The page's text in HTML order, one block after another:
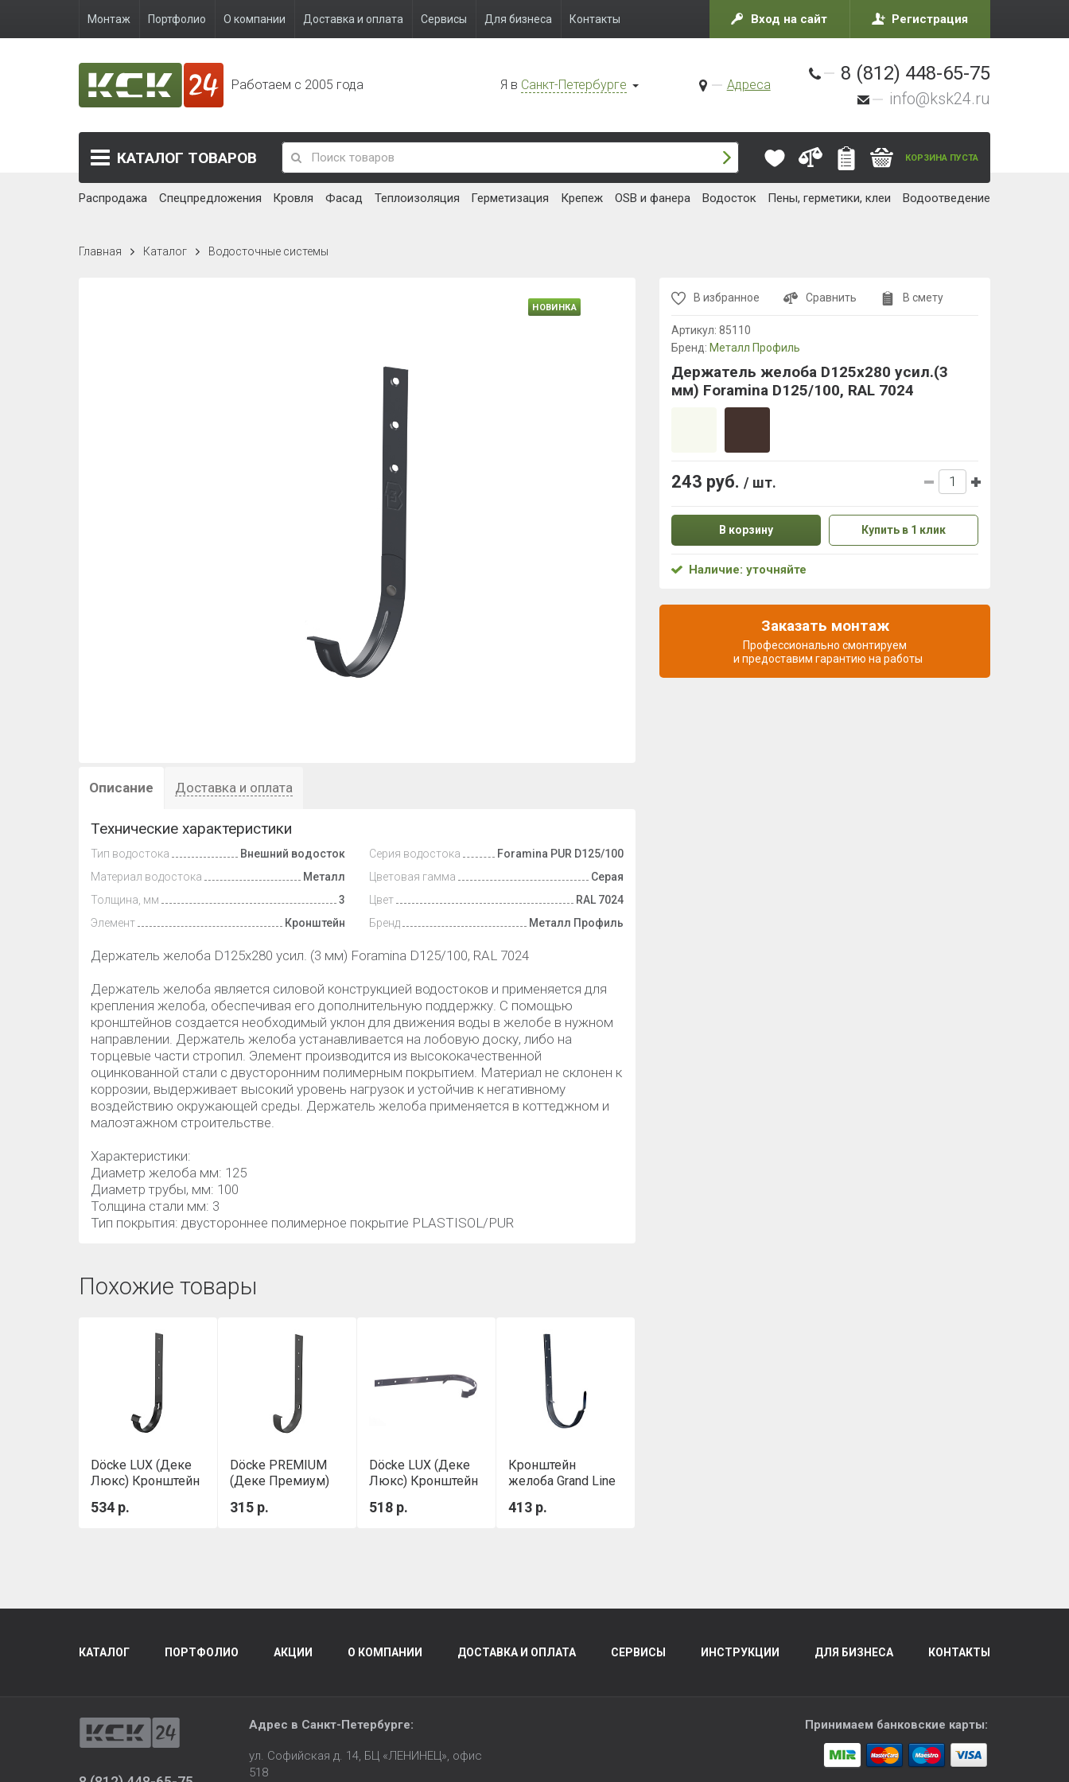
Монтаж Портфолио О компании Доставка и оплата Сервисы Для бизнеса Контакты Вход на сайт Регистрация
Работаем с 2005 года Я в Санкт-Петербурге Адреса
8 (812) 448-65-75
info@ksk24.ru
КАТАЛОГ ТОВАРОВ КОРЗИНА ПУСТА
Распродажа Спецпредложения Кровля Фасад Теплоизоляция Герметизация Крепеж OSB и фанера Водосток Пены, герметики, клеи Водоотведение
Главная Каталог Водосточные системы
НОВИНКА
Описание Доставка и оплата
Технические характеристики
Тип водостока
Внешний водосток
Материал водостока
Металл
Толщина, мм
3
Элемент
Кронштейн
Серия водостока
Foramina PUR D125/100
Цветовая гамма
Серая
Цвет
RAL 7024
Бренд
Металл Профиль
Держатель желоба D125х280 усил. (3 мм) Foramina D125/100, RAL 7024
Держатель желоба является силовой конструкцией водостоков и применяется для
крепления желоба, обеспечивая его дополнительную поддержку. С помощью
кронштейнов создается необходимый уклон для движения воды в желобе в нужном
направлении. Держатель желоба устанавливается на лобовую доску, либо на
торцевые части стропил. Элемент производится из высококачественной
оцинкованной стали с двусторонним полимерным покрытием. Материал не склонен к
коррозии, выдерживает высокий уровень нагрузок и устойчив к негативному
воздействию окружающей среды. Держатель желоба применяется в коттеджном и
малоэтажном строительстве.
Характеристики:
Диаметр желоба мм: 125
Диаметр трубы, мм: 100
Толщина стали мм: 3
Тип покрытия: двустороннее полимерное покрытие PLASTISOL/PUR
Похожие товары
Döcke LUX (Деке
Люкс) Кронштейн
металлический
534 р.
Döcke PREMIUM
(Деке Премиум)
желоба
315 р.
Döcke LUX (Деке
Люкс) Кронштейн
металлический
518 р.
Кронштейн
желоба Grand Line
135/90 металл
413 р.
В избранное Сравнить В смету
Артикул: 85110
Бренд: Металл Профиль
Держатель желоба D125х280 усил.(3
мм) Foramina D125/100, RAL 7024
243 руб. / шт.
В корзину Купить в 1 клик
Наличие: уточняйте
Заказать монтаж
Профессионально смонтируем
и предоставим гарантию на работы
КАТАЛОГ ПОРТФОЛИО АКЦИИ О КОМПАНИИ ДОСТАВКА И ОПЛАТА СЕРВИСЫ ИНСТРУКЦИИ ДЛЯ БИЗНЕСА КОНТАКТЫ
Адрес в Санкт-Петербурге:
ул. Софийская д. 14, БЦ «ЛЕНИНЕЦ», офис
518
Принимаем банковские карты: